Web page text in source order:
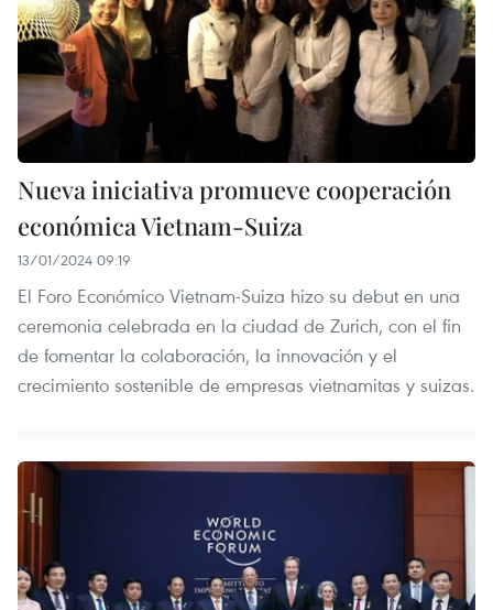
Nueva iniciativa promueve cooperación
económica Vietnam-Suiza
13/01/2024 09:19
El Foro Económico Vietnam-Suiza hizo su debut en una
ceremonia celebrada en la ciudad de Zurich, con el fin
de fomentar la colaboración, la innovación y el
crecimiento sostenible de empresas vietnamitas y suizas.